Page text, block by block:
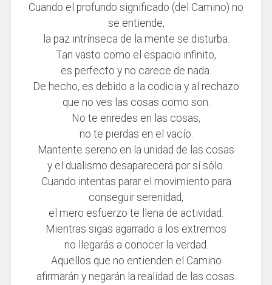
Cuando el profundo significado (del Camino) no
se entiende,
la paz intrínseca de la mente se disturba.
Tan vasto como el espacio infinito,
es perfecto y no carece de nada.
De hecho, es debido a la codicia y al rechazo
que no ves las cosas como son.
No te enredes en las cosas,
no te pierdas en el vacío.
Mantente sereno en la unidad de las cosas
y el dualismo desaparecerá por sí sólo.
Cuando intentas parar el movimiento para
conseguir serenidad,
el mero esfuerzo te llena de actividad.
Mientras sigas agarrado a los extremos
no llegarás a conocer la verdad.
Aquellos que no entienden el Camino
afirmarán y negarán la realidad de las cosas.